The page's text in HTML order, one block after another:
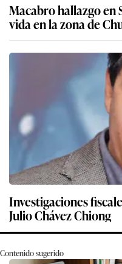
Macabro hallazgo en
vida en la zona de
Investigaciones
Julio Chávez Chiong
Contenido sugerido